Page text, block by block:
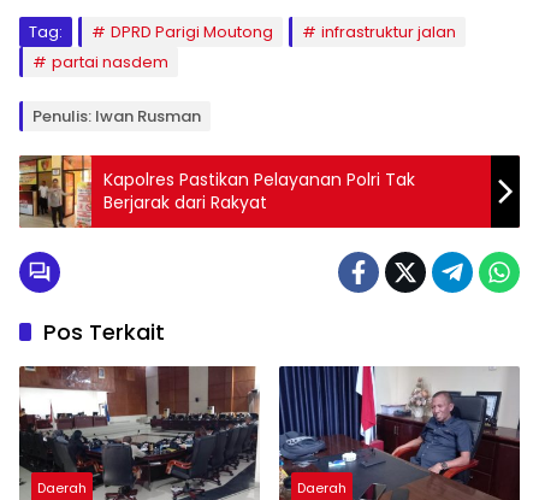
Tag: DPRD Parigi Moutong
infrastruktur jalan
partai nasdem
Penulis: Iwan Rusman
Kapolres Pastikan Pelayanan Polri Tak
Berjarak dari Rakyat
Pos Terkait
Daerah Daerah